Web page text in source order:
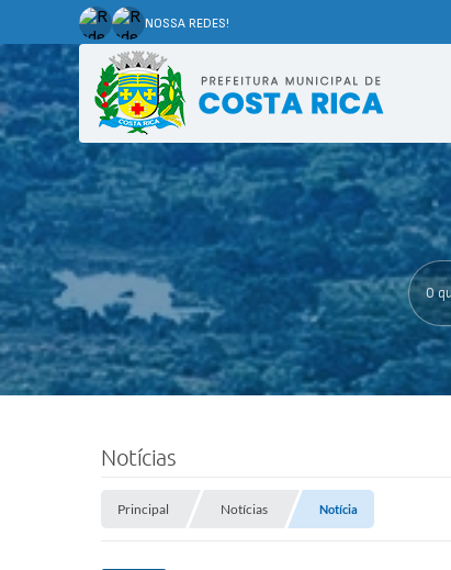
O que
NOSSA REDES!
Notícias
Principal Notícias Notícia